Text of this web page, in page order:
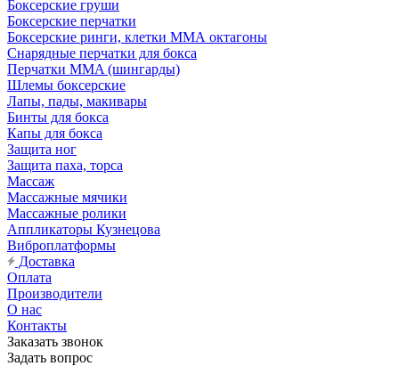
Боксерские груши
Боксерские перчатки
Боксерские ринги, клетки ММА октагоны
Снарядные перчатки для бокса
Перчатки MMA (шингарды)
Шлемы боксерские
Лапы, пады, макивары
Бинты для бокса
Капы для бокса
Защита ног
Защита паха, торса
Массаж
Массажные мячики
Массажные ролики
Аппликаторы Кузнецова
Виброплатформы
Доставка
Оплата
Производители
О нас
Контакты
Заказать звонок
Задать вопрос